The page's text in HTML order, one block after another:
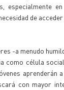
especialmente
de acceder
-a menudo
como célula
aprenderán
con mayor